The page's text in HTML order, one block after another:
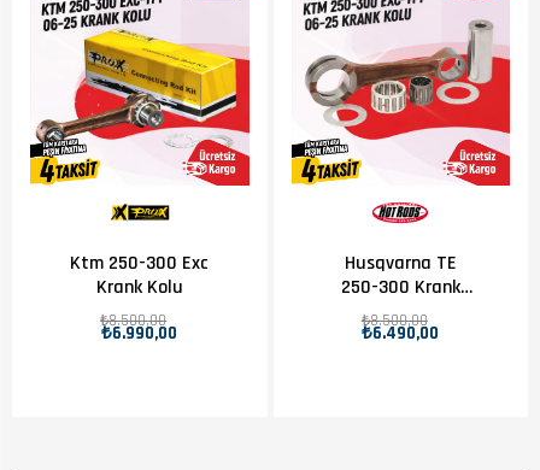
Ktm 250-300 Exc
Krank Kolu
₺6.990,00
₺8.500,00
Husqvarna TE
250-300 Krank
Kolu
₺6.490,00
₺8.500,00